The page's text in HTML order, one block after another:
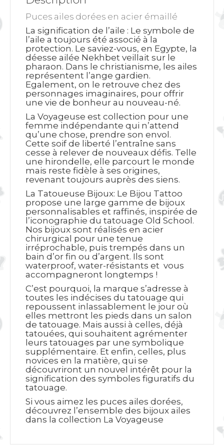
Puces ailes dorées en acier émaillé
La signification de l’aile : Le symbole de
l’aile a toujours été associé à la
protection. Le saviez-vous, en Egypte, la
déesse ailée Nekhbet veillait sur le
pharaon. Dans le christianisme, les ailes
représentent l’ange gardien.
Egalement, on le retrouve chez des
personnages imaginaires, pour offrir
une vie de bonheur au nouveau-né.
La Voyageuse est collection pour une
femme indépendante qui n’attend
qu’une chose, prendre son envol.
Cette soif de liberté l’entraîne sans
cesse à relever de nouveaux défis. Telle
une hirondelle, elle parcourt le monde
mais reste fidèle à ses origines,
revenant toujours auprès des siens.
La Tatoueuse Bijoux: Le Bijou Tattoo
propose une large gamme de bijoux
personnalisables et raffinés, inspirée de
l’iconographie du tatouage Old School.
Nos bijoux sont réalisés en acier
chirurgical pour une tenue
irréprochable, puis trempés dans un
bain d’or fin ou d’argent. Ils sont
waterproof, water-résistants et vous
accompagneront longtemps !
C’est pourquoi, la marque s’adresse à
toutes les indécises du tatouage qui
repoussent inlassablement le jour où
elles mettront les pieds dans un salon
de tatouage. Mais aussi à celles, déjà
tatouées, qui souhaitent agrémenter
leurs tatouages par une symbolique
supplémentaire. Et enfin, celles, plus
novices en la matière, qui se
découvriront un nouvel intérêt pour la
signification des symboles figuratifs du
tatouage.
Si vous aimez les puces ailes dorées,
découvrez l’ensemble des bijoux ailes
dans la collection La Voyageuse